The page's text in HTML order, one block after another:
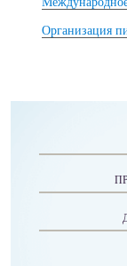
Организация